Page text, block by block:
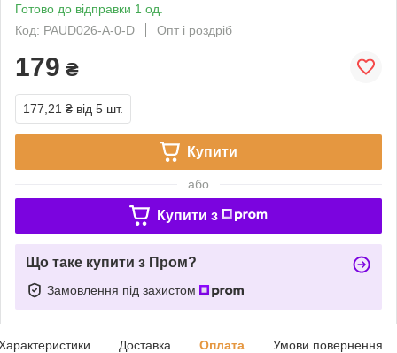
Готово до відправки 1 од.
Код: PAUD026-A-0-D
Опт і роздріб
179 ₴
177,21 ₴ від 5 шт.
Купити
або
Купити з
Що таке купити з Пром?
Замовлення під захистом
Доставка Оплата Умови повернення